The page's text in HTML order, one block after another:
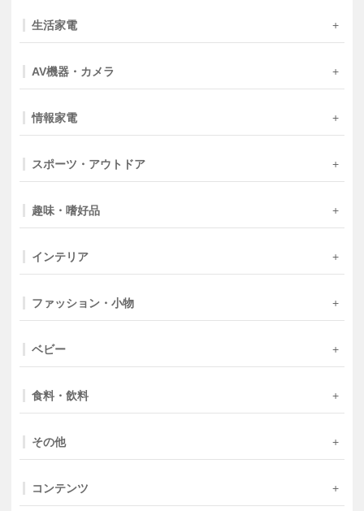
生活家電
AV機器・カメラ
情報家電
スポーツ・アウトドア
趣味・嗜好品
インテリア
ファッション・小物
ベビー
食料・飲料
その他
コンテンツ